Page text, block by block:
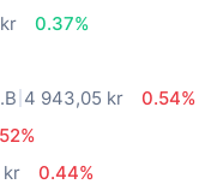
0.37%
4 943,05 kr
0.54%
kr
0.44%